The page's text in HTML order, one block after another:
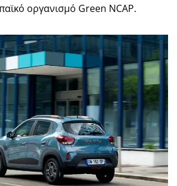
οργανισμό Green NCAP.